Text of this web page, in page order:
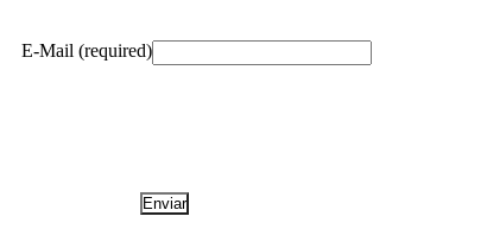
E-Mail (required)